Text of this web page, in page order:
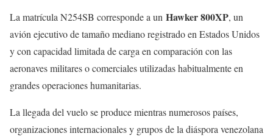
La matrícula N254SB corresponde a un Hawker 800XP, un
avión ejecutivo de tamaño mediano registrado en Estados Unidos
y con capacidad limitada de carga en comparación con las
aeronaves militares o comerciales utilizadas habitualmente en
grandes operaciones humanitarias.
La llegada del vuelo se produce mientras numerosos países,
organizaciones internacionales y grupos de la diáspora venezolana